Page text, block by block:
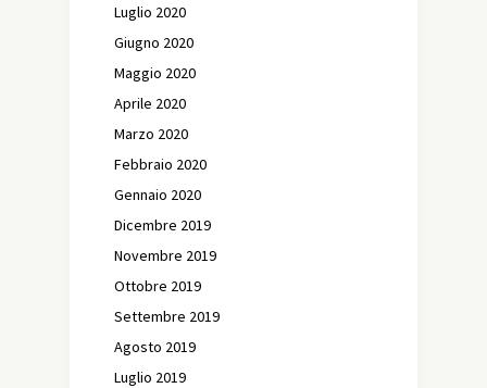
Luglio 2020
Giugno 2020
Maggio 2020
Aprile 2020
Marzo 2020
Febbraio 2020
Gennaio 2020
Dicembre 2019
Novembre 2019
Ottobre 2019
Settembre 2019
Agosto 2019
Luglio 2019